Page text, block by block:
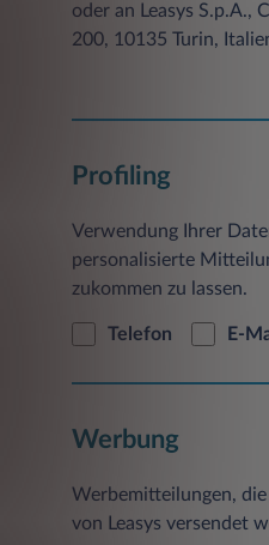
oder an Leasys S.p.A.,
200, 10135 Turin,
Profiling
Verwendung Ihrer
personalisierte
zukommen zu lassen.
Telefon E-
Werbung
Werbemitteilungen,
von Leasys versendet